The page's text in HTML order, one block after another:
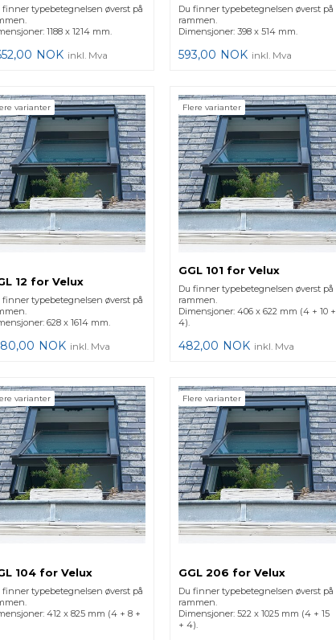
finner typebetegnelsen øverst på
1188 x 1214 mm.
NOK inkl. Mva
Du finner typebetegnelsen øverst på
rammen.
Dimensjoner: 398 x 514 mm.
593,00 NOK inkl. Mva
varianter
12 for Velux
finner typebetegnelsen øverst på
628 x 1614 mm.
NOK inkl. Mva
Flere varianter
GGL 101 for Velux
Du finner typebetegnelsen øverst på
rammen.
Dimensjoner: 406 x 622 mm (4 + 10 +
4).
482,00 NOK inkl. Mva
varianter
104 for Velux
finner typebetegnelsen øverst på
412 x 825 mm (4 + 8 +
Flere varianter
GGL 206 for Velux
Du finner typebetegnelsen øverst på
rammen.
Dimensjoner: 522 x 1025 mm (4 + 15
+ 4).